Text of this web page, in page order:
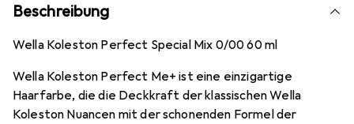
Beschreibung
Wella Koleston Perfect Special Mix 0/00 60 ml
Wella Koleston Perfect Me+ ist eine einzigartige
Haarfarbe, die die Deckkraft der klassischen Wella
Koleston Nuancen mit der schonenden Formel der